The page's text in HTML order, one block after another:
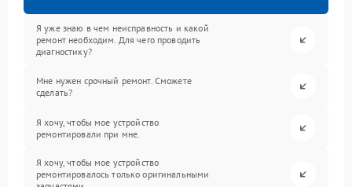
Я уже знаю в чем неисправность и какой
ремонт необходим. Для чего проводить
диагностику?
Мне нужен срочный ремонт. Сможете
сделать?
Я хочу, чтобы мое устройство
ремонтировали при мне.
Я хочу, чтобы мое устройство
ремонтировалось только оригинальными